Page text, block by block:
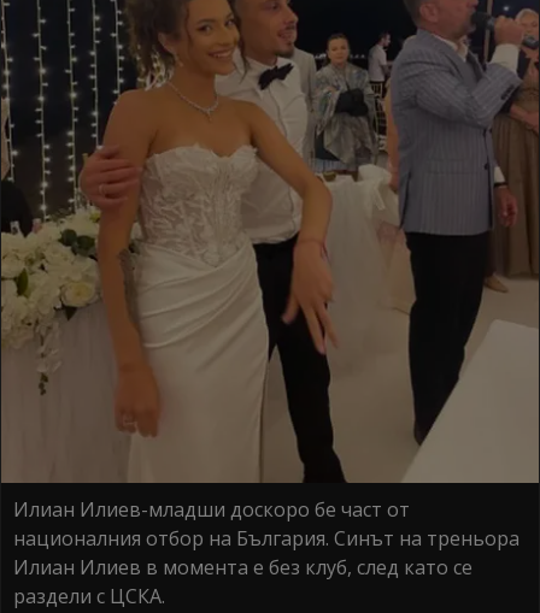
Илиан Илиев-младши доскоро бе част от
националния отбор на България. Синът на треньора
Илиан Илиев в момента е без клуб, след като се
раздели с ЦСКА.